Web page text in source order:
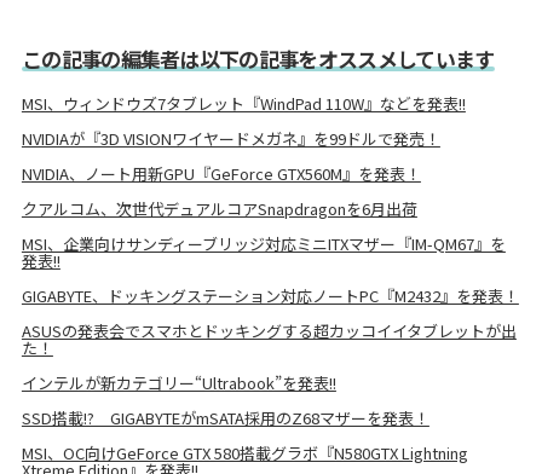
この記事の編集者は以下の記事をオススメしています
MSI、ウィンドウズ7タブレット『WindPad 110W』などを発表!!
NVIDIAが『3D VISIONワイヤードメガネ』を99ドルで発売！
NVIDIA、ノート用新GPU『GeForce GTX560M』を発表！
クアルコム、次世代デュアルコアSnapdragonを6月出荷
MSI、企業向けサンディーブリッジ対応ミニITXマザー『IM-QM67』を
発表!!
GIGABYTE、ドッキングステーション対応ノートPC『M2432』を発表！
ASUSの発表会でスマホとドッキングする超カッコイイタブレットが出
た！
インテルが新カテゴリー“Ultrabook”を発表!!
SSD搭載!? GIGABYTEがmSATA採用のZ68マザーを発表！
MSI、OC向けGeForce GTX 580搭載グラボ『N580GTX Lightning